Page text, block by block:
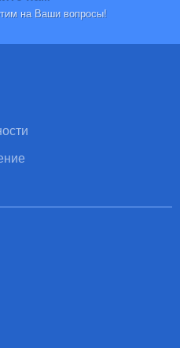
на Ваши вопросы!